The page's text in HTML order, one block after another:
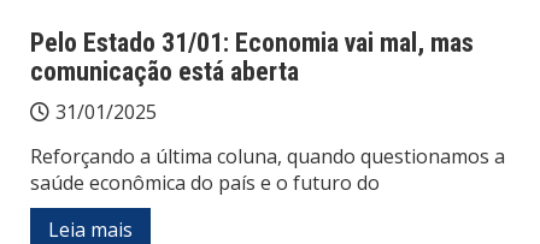
Pelo Estado 31/01: Economia vai mal, mas
comunicação está aberta
31/01/2025
Reforçando a última coluna, quando questionamos a
saúde econômica do país e o futuro do
Leia mais